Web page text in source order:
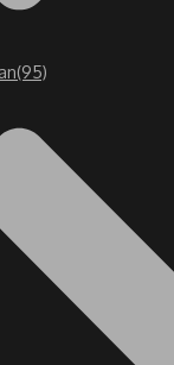
(95)